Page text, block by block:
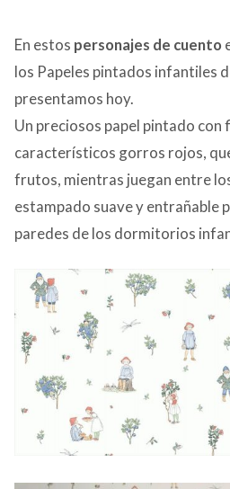
En estos personajes de cuento
los Papeles pintados infantiles
presentamos hoy.
Un preciosos papel pintado con
característicos gorros rojos,
frutos, mientras juegan entre
estampado suave y entrañable
paredes de los dormitorios